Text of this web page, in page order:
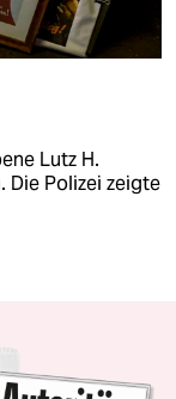
Lutz H.
Die Polizei zeigte